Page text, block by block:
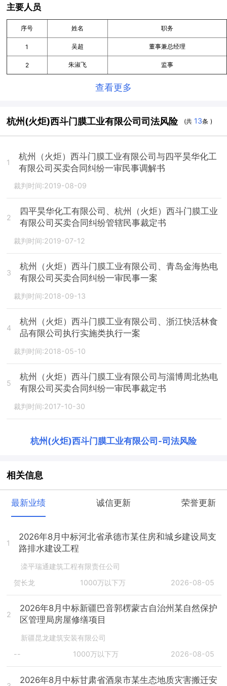
主要人员
序号 姓名 职务
1 吴超 董事兼总经理
2 朱淑飞 监事
查看更多
杭州(火炬)西斗门膜工业有限公司司法风险 (共 13条 )
1
杭州（火炬）西斗门膜工业有限公司与四平昊华化工
有限公司买卖合同纠纷一审民事调解书
裁判时间:2019-08-09
2
四平昊华化工有限公司、杭州（火炬）西斗门膜工业
有限公司买卖合同纠纷管辖民事裁定书
裁判时间:2019-07-12
3
杭州（火炬）西斗门膜工业有限公司、青岛金海热电
有限公司买卖合同纠纷一审民事一案
裁判时间:2018-09-13
4
杭州（火炬）西斗门膜工业有限公司、浙江快活林食
品有限公司执行实施类执行一案
裁判时间:2018-05-10
5
杭州（火炬）西斗门膜工业有限公司与淄博周北热电
有限公司买卖合同纠纷一审民事裁定书
裁判时间:2017-10-30
杭州(火炬)西斗门膜工业有限公司 -司法风险
相关信息
最新业绩 诚信更新 荣誉更新
1
2026年8月中标河北省承德市某住房和城乡建设局支
路排水建设工程
滦平瑞通建筑工程有限责任公司
贺长龙
1000万以下万 2026-08-05
2
2026年8月中标新疆巴音郭楞蒙古自治州某自然保护
区管理局房屋修缮项目
新疆昆龙建筑安装有限公司
--
1000万以下万 2026-08-05
2026年8月中标甘肃省酒泉市某生态地质灾害搬迁安